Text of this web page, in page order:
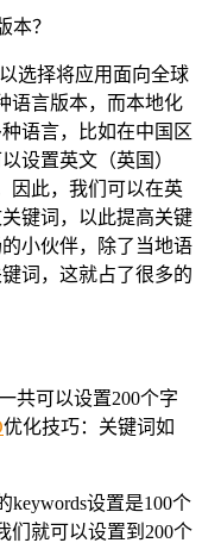
选择将应用面向全球
语言版本，而本地化
语言，比如在中国区
设置英文（英国）
因此，我们可以在英
键词，以此提高关键
小伙伴，除了当地语
词，这就占了很多的
共可以设置200个字
优化技巧：关键词如
keywords设置是100个
们就可以设置到200个